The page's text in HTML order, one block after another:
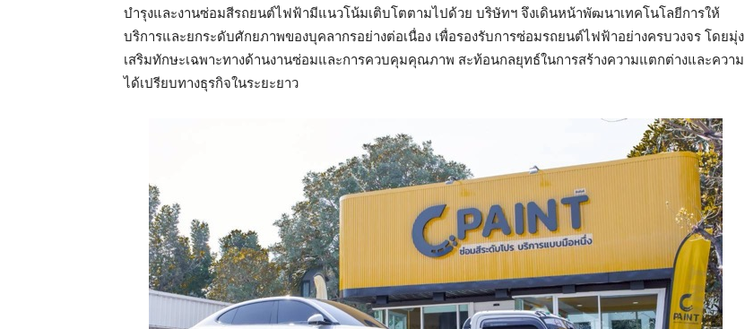
บำรุงและงานซ่อมสีรถยนต์ไฟฟ้ามีแนวโน้มเติบโตตามไปด้วย บริษัทฯ จึงเดินหน้าพัฒนาเทคโนโลยีการให้
บริการและยกระดับศักยภาพของบุคลากรอย่างต่อเนื่อง เพื่อรองรับการซ่อมรถยนต์ไฟฟ้าอย่างครบวงจร โดยมุ่ง
เสริมทักษะเฉพาะทางด้านงานซ่อมและการควบคุมคุณภาพ สะท้อนกลยุทธ์ในการสร้างความแตกต่างและความ
ได้เปรียบทางธุรกิจในระยะยาว